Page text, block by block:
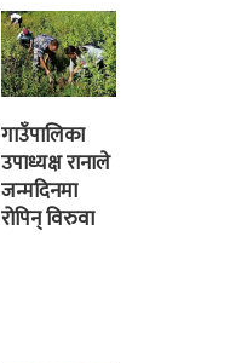
गाउँपालिका
उपाध्यक्ष रानाले
जन्मदिनमा
रोपिन् विरुवा